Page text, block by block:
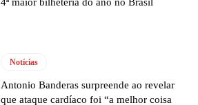
4ª maior bilheteria do ano no Brasil
Notícias
Antonio Banderas surpreende ao revelar
que ataque cardíaco foi “a melhor coisa